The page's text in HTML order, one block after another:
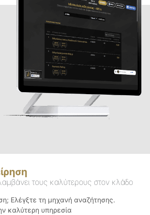
τους καλύτερους στον κλάδο
Ελέγξτε τη μηχανή αναζήτησης.
καλύτερη υπηρεσία